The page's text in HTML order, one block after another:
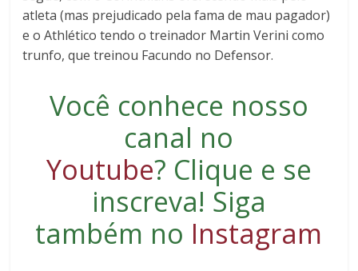
atleta (mas prejudicado pela fama de mau pagador)
e o Athlético tendo o treinador Martin Verini como
trunfo, que treinou Facundo no Defensor.
Você conhece nosso
canal no
Youtube? Clique e se
inscreva! Siga
também no Instagram